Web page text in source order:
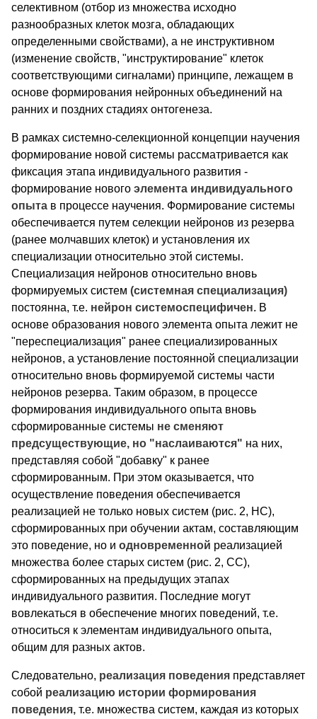
селективном (отбор из множества исходно
разнообразных клеток мозга, обладающих
определенными свойствами), а не инструктивном
(изменение свойств, "инструктирование" клеток
соответствующими сигналами) принципе, лежащем в
основе формирования нейронных объединений на
ранних и поздних стадиях онтогенеза.
В рамках системно-селекционной концепции научения
формирование новой системы рассматривается как
фиксация этапа индивидуального развития -
формирование нового элемента индивидуального
опыта в процессе научения. Формирование системы
обеспечивается путем селекции нейронов из резерва
(ранее молчавших клеток) и установления их
специализации относительно этой системы.
Специализация нейронов относительно вновь
формируемых систем (системная специализация)
постоянна, т.е. нейрон системоспецифичен. В
основе образования нового элемента опыта лежит не
"переспециализация" ранее специализированных
нейронов, а установление постоянной специализации
относительно вновь формируемой системы части
нейронов резерва. Таким образом, в процессе
формирования индивидуального опыта вновь
сформированные системы не сменяют
предсуществующие, но "наслаиваются" на них,
представляя собой "добавку" к ранее
сформированным. При этом оказывается, что
осуществление поведения обеспечивается
реализацией не только новых систем (рис. 2, НС),
сформированных при обучении актам, составляющим
это поведение, но и одновременной реализацией
множества более старых систем (рис. 2, СС),
сформированных на предыдущих этапах
индивидуального развития. Последние могут
вовлекаться в обеспечение многих поведений, т.е.
относиться к элементам индивидуального опыта,
общим для разных актов.
Следовательно, реализация поведения представляет
собой реализацию истории формирования
поведения, т.е. множества систем, каждая из которых